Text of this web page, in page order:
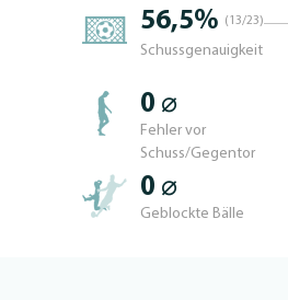
56,5% (13/23)
Schussgenauigkeit
0 ⌀
Fehler vor
Schuss/Gegentor
0 ⌀
Geblockte Bälle